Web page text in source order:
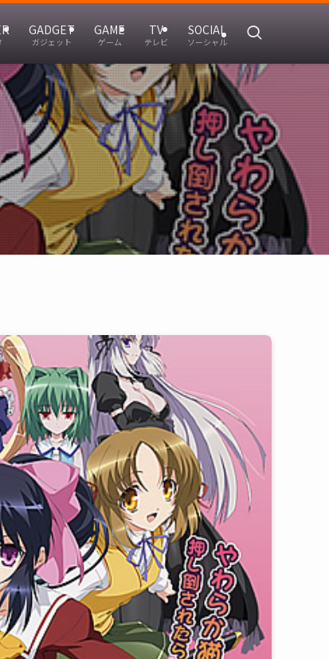
GADGET
ガジェット
GAME
ゲーム
TV
テレビ
SOCIAL
ソーシャル